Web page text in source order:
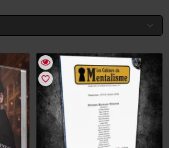
favorite_border